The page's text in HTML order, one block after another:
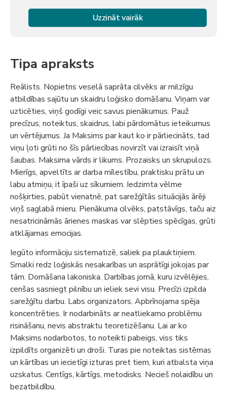
Uzzināt vairāk
Tipa apraksts
Reālists. Nopietns veselā saprāta cilvēks ar milzīgu
atbildības sajūtu un skaidru loģisko domāšanu. Viņam var
uzticēties, viņš godīgi veic savus pienākumus. Pauž
precīzus, noteiktus, skaidrus, labi pārdomātus ieteikumus
un vērtējumus. Ja Maksims par kaut ko ir pārliecināts, tad
viņu ļoti grūti no šīs pārliecības novirzīt vai izraisīt viņā
šaubas. Maksima vārds ir likums. Prozaisks un skrupulozs.
Mierīgs, apveltīts ar darba mīlestību, praktisku prātu un
labu atmiņu, it īpaši uz sīkumiem. Iedzimta vēlme
nošķirties, pabūt vienatnē, pat sarežģītās situācijās ārēji
viņš saglabā mieru. Pienākuma cilvēks, patstāvīgs, taču aiz
nesatricināmās ārienes maskas var slēpties spēcīgas, grūti
atklājamas emocijas.
Iegūto informāciju sistematizē, saliek pa plauktiņiem.
Smalki redz loģiskās nesakarības un asprātīgi jokojas par
tām. Domāšana lakoniska. Darbības jomā, kuru izvēlējies,
cenšas sasniegt pilnību un ieliek sevi visu. Precīzi izpilda
sarežģītu darbu. Labs organizators. Apbrīnojama spēja
koncentrēties. Ir nodarbināts ar neatliekamo problēmu
risināšanu, nevis abstraktu teoretizēšanu. Lai ar ko
Maksims nodarbotos, to noteikti pabeigs, viss tiks
izpildīts organizēti un droši. Turas pie noteiktas sistēmas
un kārtības un iecietīgi izturas pret tiem, kuri atbalsta viņa
uzskatus. Centīgs, kārtīgs, metodisks. Necieš nolaidību un
bezatbildību.